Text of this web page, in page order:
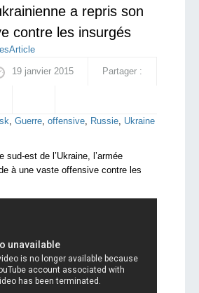
a repris son
contre les insurgés
Article
19 janvier 2015 Partager :
, Guerre, offensive, Russie, Ukraine
sud-est de l’Ukraine, l’armée
à une vaste offensive contre les